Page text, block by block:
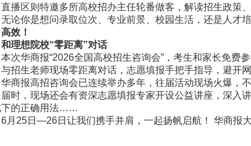
区则特邀多所高校招办主任轮番做客，解读招生政策、
你是想问录取位次、专业前景、校园生活，还是人才培
高效！
想院校“零距离”对话
华商报“2026全国高校招生咨询会”，考生和家长免费
招生老师现场零距离对话，志愿填报手把手指导，避开
报高招咨询会已连续举办多年，往届活动现场火爆，不
，现场还会有资深志愿填报专家开设公益讲座，深入讲
下的正确用法……
25日—26日让我们携手并肩，一起扬帆启航！ 华商报